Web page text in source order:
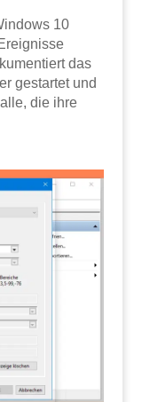
10
das
gestartet und
die ihre